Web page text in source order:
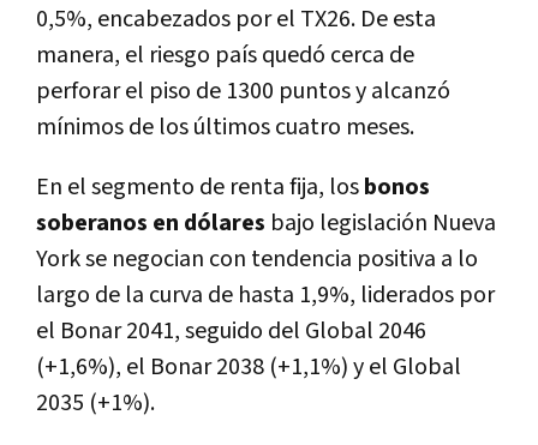
0,5%, encabezados por el TX26. De esta
manera, el riesgo país quedó cerca de
perforar el piso de 1300 puntos y alcanzó
mínimos de los últimos cuatro meses.
En el segmento de renta fija, losbonos
soberanos en dólares bajo legislación Nueva
York se negocian con tendencia positiva a lo
largo de la curva de hasta 1,9%, liderados por
el Bonar 2041, seguido del Global 2046
(+1,6%), el Bonar 2038 (+1,1%) y el Global
2035 (+1%).